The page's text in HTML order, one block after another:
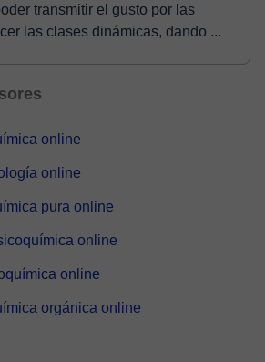
transmitir el gusto por las
las clases dinámicas, dando ...
online
online
pura online
online
online
orgánica online